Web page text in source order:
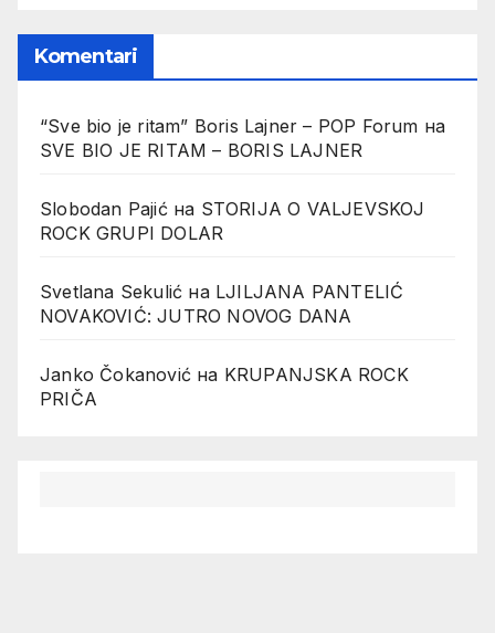
Komentari
“Sve bio je ritam” Boris Lajner – POP Forum на
SVE BIO JE RITAM – BORIS LAJNER
Slobodan Pajićна STORIJA O VALJEVSKOJ
ROCK GRUPI DOLAR
Svetlana Sekulić на LJILJANA PANTELIĆ
NOVAKOVIĆ: JUTRO NOVOG DANA
Janko Čokanović на KRUPANJSKA ROCK
PRIČA